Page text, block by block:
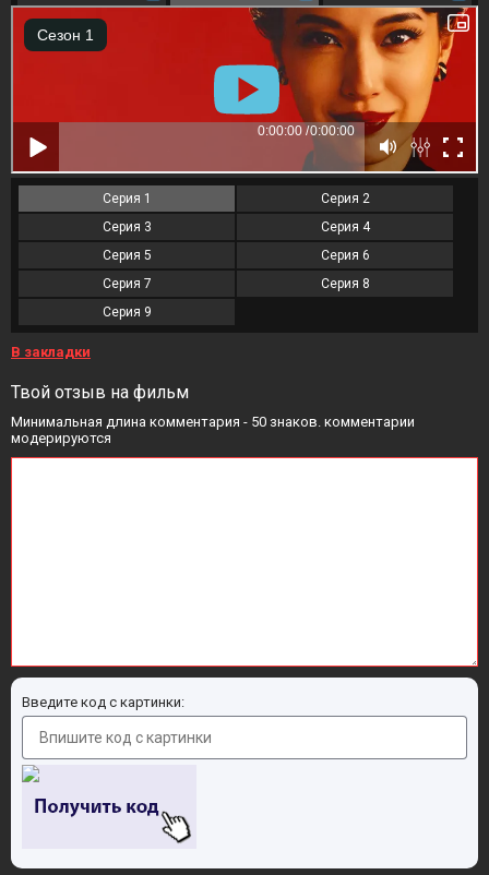
Серия 1
Серия 2
Серия 3
Серия 4
Серия 5
Серия 6
Серия 7
Серия 8
Серия 9
В закладки
Твой отзыв на фильм
Минимальная длина комментария - 50 знаков. комментарии
модерируются
Введите код с картинки: